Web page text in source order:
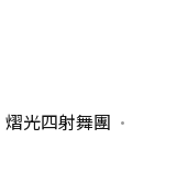
熠光四射舞團